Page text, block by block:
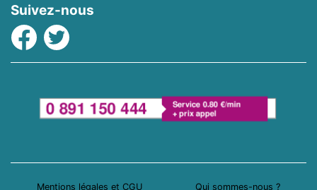
Suivez-nous
Facebook
Twitter
Mentions légales et CGU Qui sommes-nous ?